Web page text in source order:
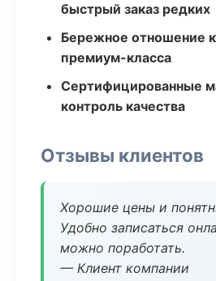
быстрый заказ редких
Бережное отношение
премиум-класса
Сертифицированные
контроль качества
Отзывы клиентов
Хорошие цены и
Удобно записаться
можно поработать.
— Клиент компании